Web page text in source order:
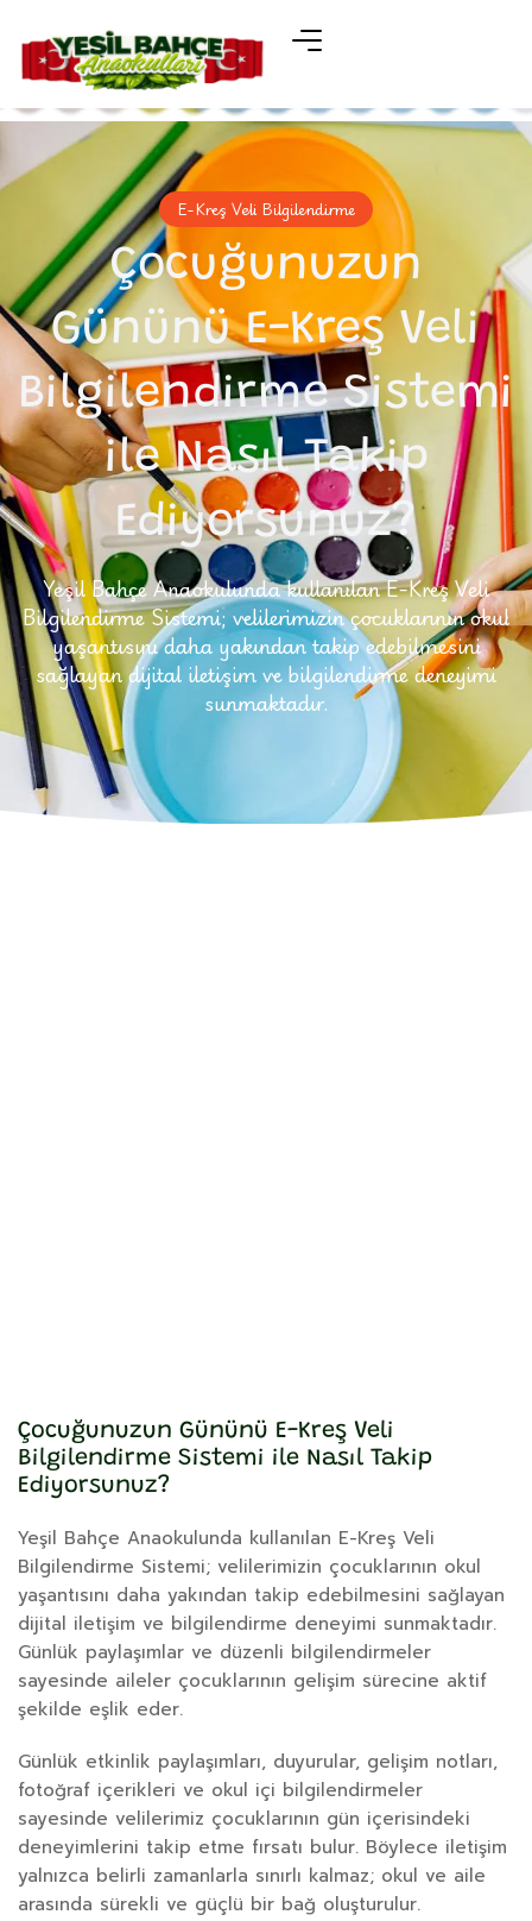
E-Kreş Veli Bilgilendirme
Çocuğunuzun
Gününü E-Kreş Veli
Bilgilendirme Sistemi
ile Nasıl Takip
Ediyorsunuz?
Yeşil Bahçe Anaokulunda kullanılan E-Kreş Veli
Bilgilendirme Sistemi; velilerimizin çocuklarının okul
yaşantısını daha yakından takip edebilmesini
sağlayan dijital iletişim ve bilgilendirme deneyimi
sunmaktadır.
Çocuğunuzun Gününü E-Kreş Veli
Bilgilendirme Sistemi ile Nasıl Takip
Ediyorsunuz?
Yeşil Bahçe Anaokulunda kullanılan E-Kreş Veli
Bilgilendirme Sistemi; velilerimizin çocuklarının okul
yaşantısını daha yakından takip edebilmesini sağlayan
dijital iletişim ve bilgilendirme deneyimi sunmaktadır.
Günlük paylaşımlar ve düzenli bilgilendirmeler
sayesinde aileler çocuklarının gelişim sürecine aktif
şekilde eşlik eder.
Günlük etkinlik paylaşımları, duyurular, gelişim notları,
fotoğraf içerikleri ve okul içi bilgilendirmeler
sayesinde velilerimiz çocuklarının gün içerisindeki
deneyimlerini takip etme fırsatı bulur. Böylece iletişim
yalnızca belirli zamanlarla sınırlı kalmaz; okul ve aile
arasında sürekli ve güçlü bir bağ oluşturulur.